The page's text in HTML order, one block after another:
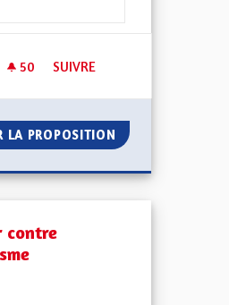
50 50 ABONNÉS
SUIVRE
LA PROPOSITION DEUX MAISONS
contre